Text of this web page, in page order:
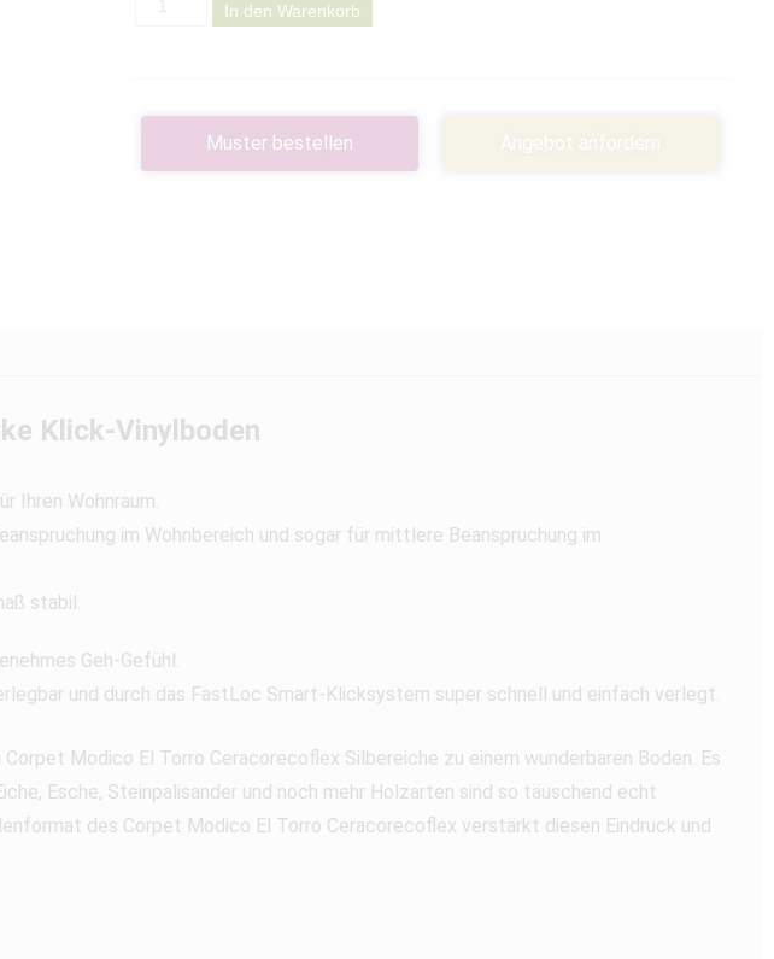
In den Warenkorb
Muster bestellen Angebot anfordern
Klick-Vinylboden
Ihren Wohnraum.
im Wohnbereich und sogar für mittlere Beanspruchung im
stabil.
Geh-Gefühl.
und durch das FastLoc Smart-Klicksystem super schnell und einfach verlegt.
Modico El Torro Ceracorecoflex Silbereiche zu einem wunderbaren Boden. Es
Esche, Steinpalisander und noch mehr Holzarten sind so täuschend echt
des Corpet Modico El Torro Ceracorecoflex verstärkt diesen Eindruck und